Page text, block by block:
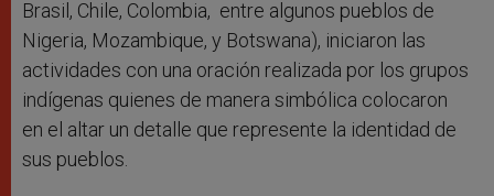
Brasil, Chile, Colombia, entre algunos pueblos de
Nigeria, Mozambique, y Botswana), iniciaron las
actividades con una oración realizada por los grupos
indígenas quienes de manera simbólica colocaron
en el altar un detalle que represente la identidad de
sus pueblos.